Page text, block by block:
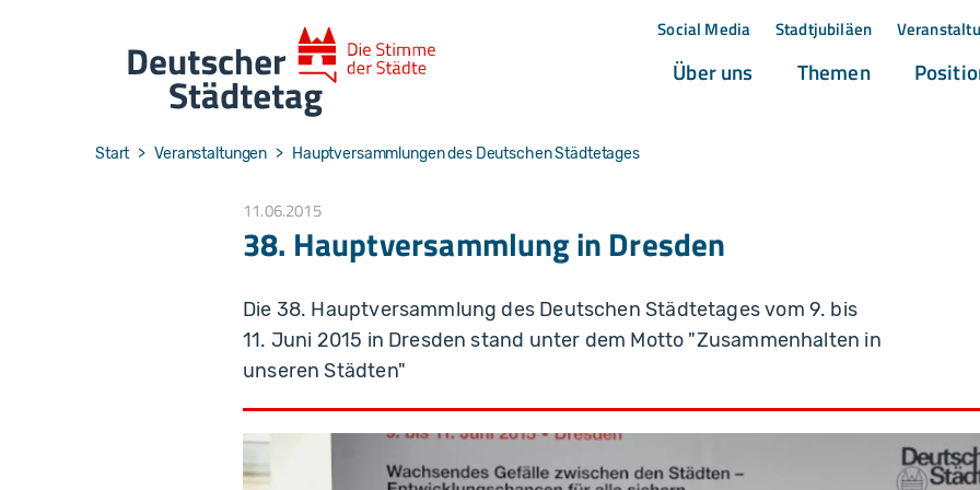
Social Media Stadtjubiläen
Über uns(current)Themen(current)
You are here:
Start Veranstaltungen Hauptversammlungen des Deutschen Städtetages
11.06.2015
38. Hauptversammlung in Dresden
Die 38. Hauptversammlung des Deutschen Städtetages vom 9. bis
11. Juni 2015 in Dresden stand unter dem Motto "Zusammenhalten in
unseren Städten"